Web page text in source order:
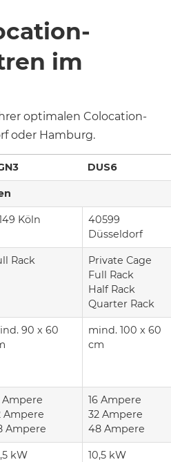
im
optimalen Colocation-
oder Hamburg.
DUS6
Köln
40599
Düsseldorf
Rack
Private Cage
Full Rack
Half Rack
Quarter Rack
90 x 60
mind. 100 x 60
cm
Ampere
Ampere
Ampere
16 Ampere
32 Ampere
48 Ampere
kW 10,5 kW